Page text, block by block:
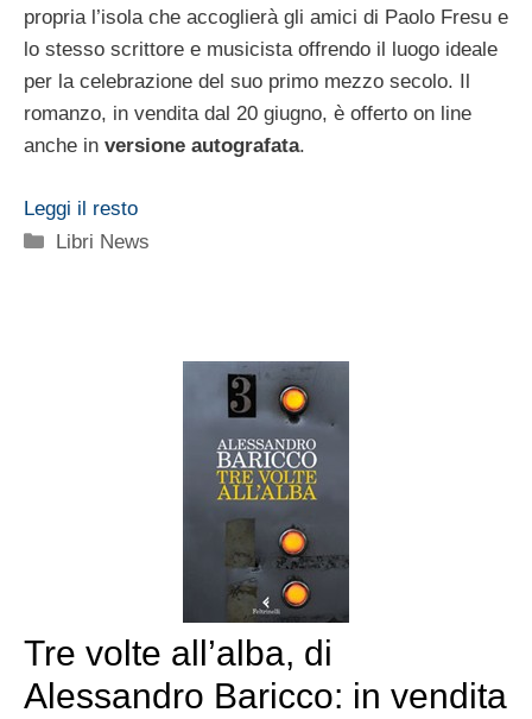
propria l’isola che accoglierà gli amici di Paolo Fresu e
lo stesso scrittore e musicista offrendo il luogo ideale
per la celebrazione del suo primo mezzo secolo. Il
romanzo, in vendita dal 20 giugno, è offerto on line
anche in versione autografata.
Leggi il resto
Categorie
Libri News
Tre volte all’alba, di
Alessandro Baricco: in vendita